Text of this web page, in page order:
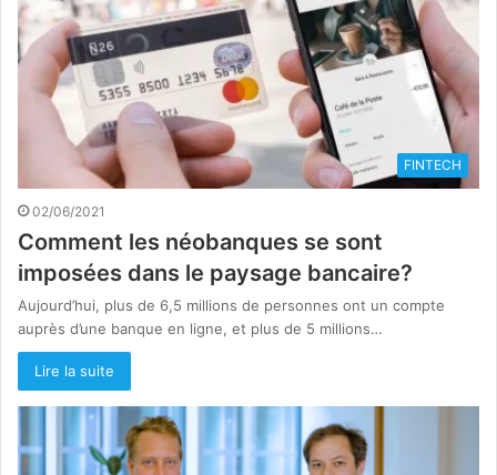
FINTECH
02/06/2021
Comment les néobanques se sont
imposées dans le paysage bancaire?
Aujourd’hui, plus de 6,5 millions de personnes ont un compte
auprès d’une banque en ligne, et plus de 5 millions…
Lire la suite